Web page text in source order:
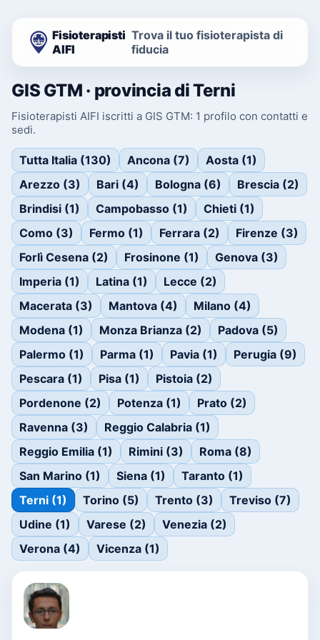
Fisioterapisti
AIFI
Trova il tuo fisioterapista di
fiducia
GIS GTM · provincia di Terni
Fisioterapisti AIFI iscritti a GIS GTM: 1 profilo con contatti e
sedi.
Tutta Italia (130) Ancona (7)
Aosta (1)
Arezzo (3)
Bari (4) Bologna (6)
Brescia (2)
Brindisi (1)
Campobasso (1)
Chieti (1)
Como (3)
Fermo (1) Ferrara (2)
Firenze (3)
Forlì Cesena (2)
Frosinone (1)
Genova (3)
Imperia (1)
Latina (1)
Lecce (2)
Macerata (3)
Mantova (4)
Milano (4)
Modena (1)
Monza Brianza (2)
Padova (5)
Palermo (1)
Parma (1) Pavia (1)
Perugia (9)
Pescara (1)
Pisa (1)
Pistoia (2)
Pordenone (2)
Potenza (1)
Prato (2)
Ravenna (3)
Reggio Calabria (1)
Reggio Emilia (1)
Rimini (3)
Roma (8)
San Marino (1)
Siena (1)
Taranto (1)
Terni (1)
Torino (5) Trento (3)
Treviso (7)
Udine (1)
Varese (2)
Venezia (2)
Verona (4)
Vicenza (1)